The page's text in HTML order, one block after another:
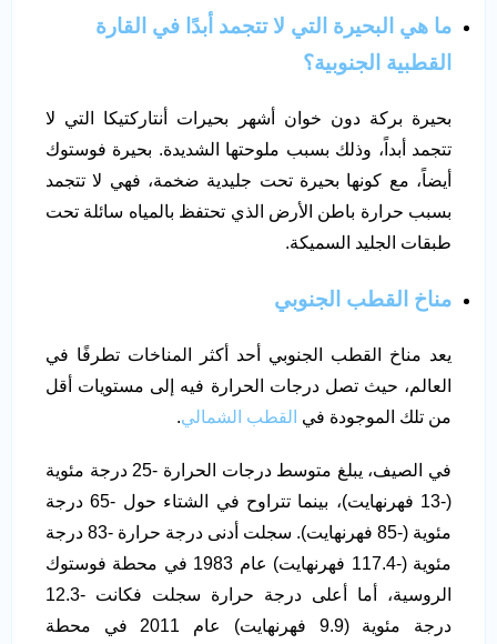
ما هي البحيرة التي لا تتجمد أبدًا في القارة
القطبية الجنوبية؟
بحيرة بركة دون خوان أشهر بحيرات أنتاركتيكا التي لا
تتجمد أبداً، وذلك بسبب ملوحتها الشديدة. بحيرة فوستوك
أيضاً، مع كونها بحيرة تحت جليدية ضخمة، فهي لا تتجمد
بسبب حرارة باطن الأرض الذي تحتفظ بالمياه سائلة تحت
طبقات الجليد السميكة.
مناخ القطب الجنوبي
يعد مناخ القطب الجنوبي أحد أكثر المناخات تطرفًا في
العالم، حيث تصل درجات الحرارة فيه إلى مستويات أقل
من تلك الموجودة في القطب الشمالي.
في الصيف، يبلغ متوسط ​​درجات الحرارة -25 درجة مئوية
(-13 فهرنهايت)، بينما تتراوح في الشتاء حول -65 درجة
مئوية (-85 فهرنهايت). سجلت أدنى درجة حرارة -83 درجة
مئوية (-117.4 فهرنهايت) عام 1983 في محطة فوستوك
الروسية، أما أعلى درجة حرارة سجلت فكانت -12.3
درجة مئوية (9.9 فهرنهايت) عام 2011 في محطة